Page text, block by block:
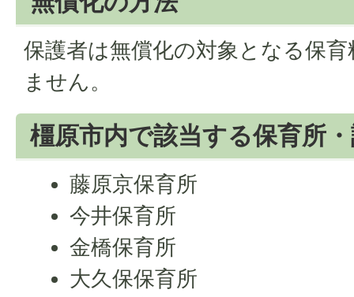
保護者は無償化の対象となる保
ません。
橿原市内で該当する保育所
藤原京保育所
今井保育所
金橋保育所
大久保保育所